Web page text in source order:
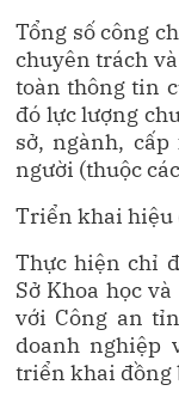
Tổng số công
chuyên trách
toàn thông tin
đó lực lượng
sở, ngành,
người (thuộc
Triển khai hiệu
Thực hiện chỉ
Sở Khoa học
với Công an
doanh nghiệp
triển khai đồng